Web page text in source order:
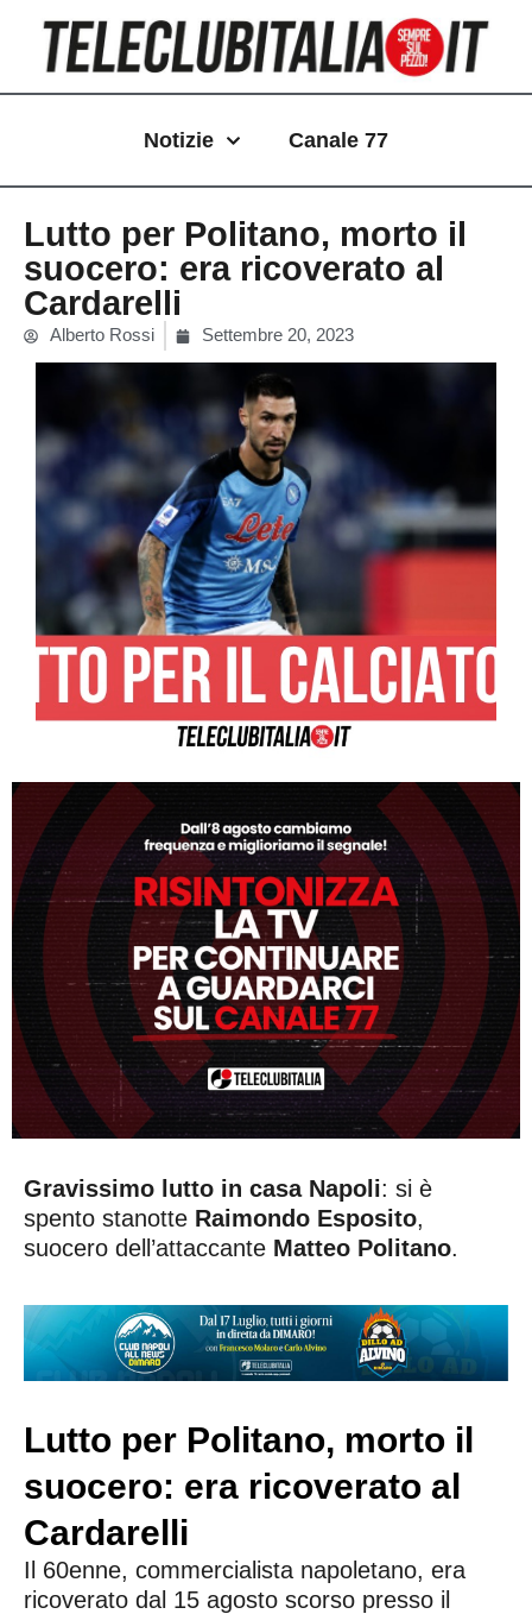
contenuto
Notizie Canale 77
Lutto per Politano, morto il
suocero: era ricoverato al
Cardarelli
Alberto Rossi Settembre 20, 2023
Gravissimo lutto in casa Napoli: si è
spento stanotte Raimondo Esposito,
suocero dell’attaccante Matteo Politano.
Lutto per Politano, morto il
suocero: era ricoverato al
Cardarelli
Il 60enne, commercialista napoletano, era
ricoverato dal 15 agosto scorso presso il